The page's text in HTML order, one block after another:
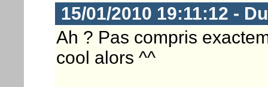
15/01/2010 19:11:12 -
Ah ? Pas compris
cool alors ^^